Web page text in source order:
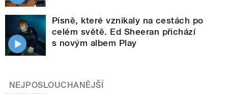
Písně, které vznikaly na cestách po
celém světě. Ed Sheeran přichází
s novým albem Play
NEJPOSLOUCHANĚJŠÍ